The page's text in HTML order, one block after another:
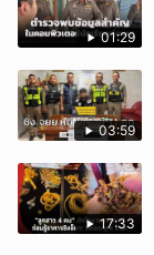
01:29
03:59
17:33